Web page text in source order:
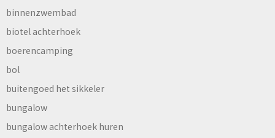
binnenzwembad
biotel achterhoek
boerencamping
bol
buitengoed het sikkeler
bungalow
bungalow achterhoek huren